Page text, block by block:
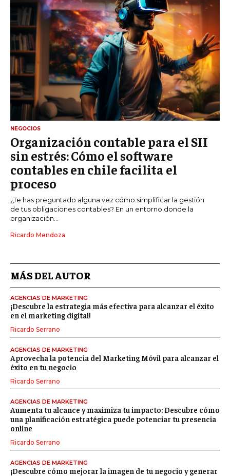
NEGOCIOS
Organización contable para el SII
sin estrés: Cómo el software
contables en chile facilita el
proceso
¿Te has preguntado alguna vez cómo simplificar la gestión
de tus obligaciones contables? En un entorno donde la
organización...
Ricardo Mendoza
MÁS DEL AUTOR
AGENCIAS DE MARKETING
¡Descubre la estrategia más efectiva para alcanzar el éxito
en el marketing digital!
Ricardo Serrano
AGENCIAS DE MARKETING
Aprovecha la potencia del Marketing Móvil para alcanzar el
éxito en tu negocio
Ricardo Serrano
AGENCIAS DE MARKETING
Aumenta tu alcance y maximiza tu impacto: Descubre cómo
una planificación estratégica puede potenciar tu presencia
online
Ricardo Serrano
AGENCIAS DE MARKETING
¡Descubre cómo mejorar la imagen de tu negocio y generar